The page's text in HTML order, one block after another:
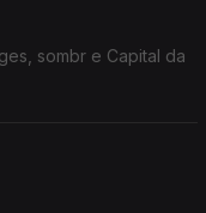
sombr e Capital da